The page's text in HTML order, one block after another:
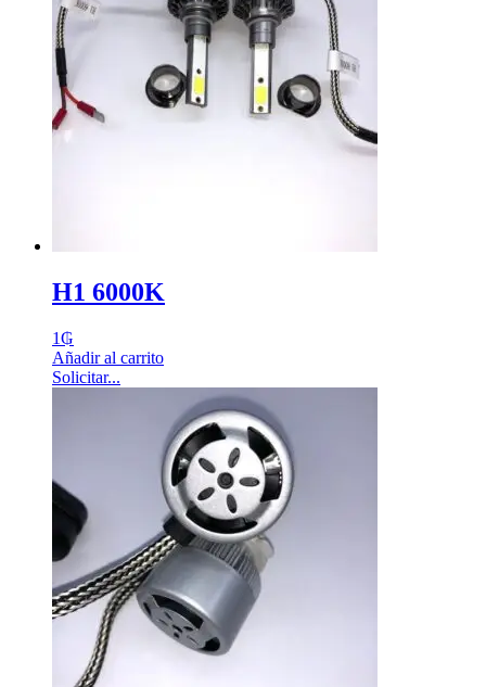
H1 6000K
1₲
Añadir al carrito
Solicitar...